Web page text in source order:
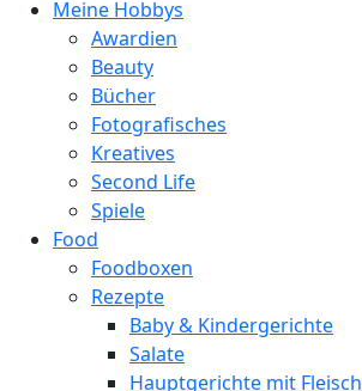
Meine Hobbys
Awardien
Beauty
Bücher
Fotografisches
Kreatives
Second Life
Spiele
Food
Foodboxen
Rezepte
Baby & Kindergerichte
Salate
Hauptgerichte mit Fleisch